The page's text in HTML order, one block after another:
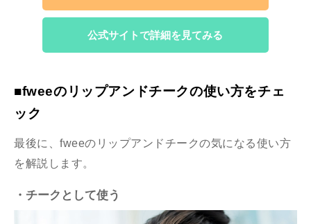
公式サイトで詳細を見てみる
■fweeのリップアンドチークの使い方をチェ
ック
最後に、fweeのリップアンドチークの気になる使い方
を解説します。
・チークとして使う